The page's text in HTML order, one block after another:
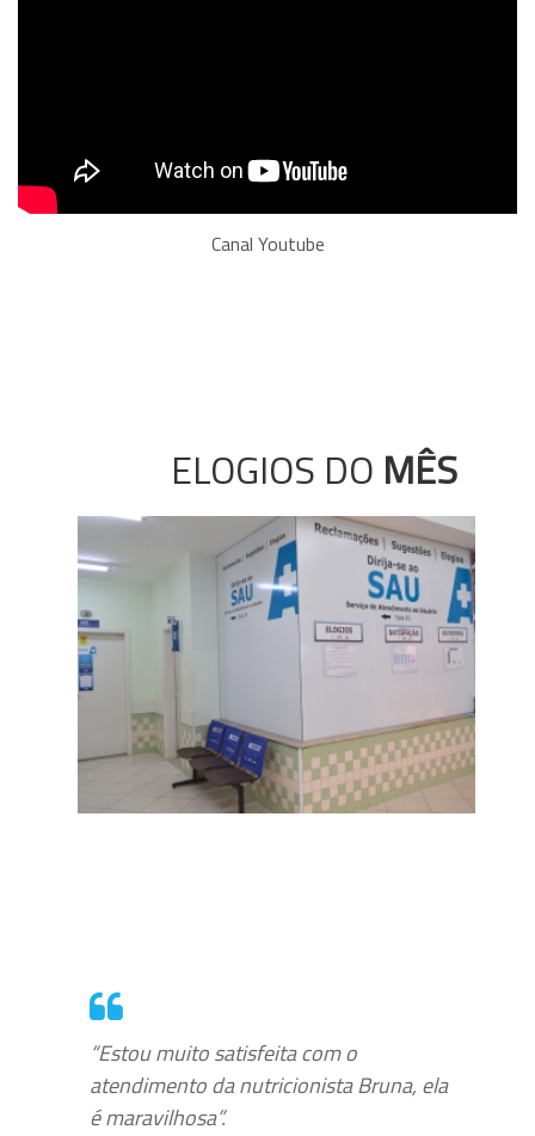
Canal Youtube
ELOGIOS DO MÊS
“Estou muito satisfeita com o
atendimento da nutricionista Bruna, ela
é maravilhosa”.